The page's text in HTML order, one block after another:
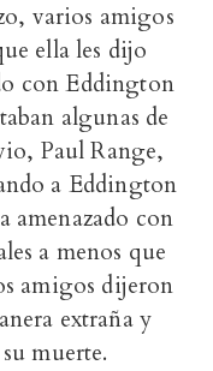
varios amigos
ella les dijo
con Eddington
algunas de
Paul Range,
a Eddington
amenazado con
a menos que
amigos dijeron
extraña y
muerte.